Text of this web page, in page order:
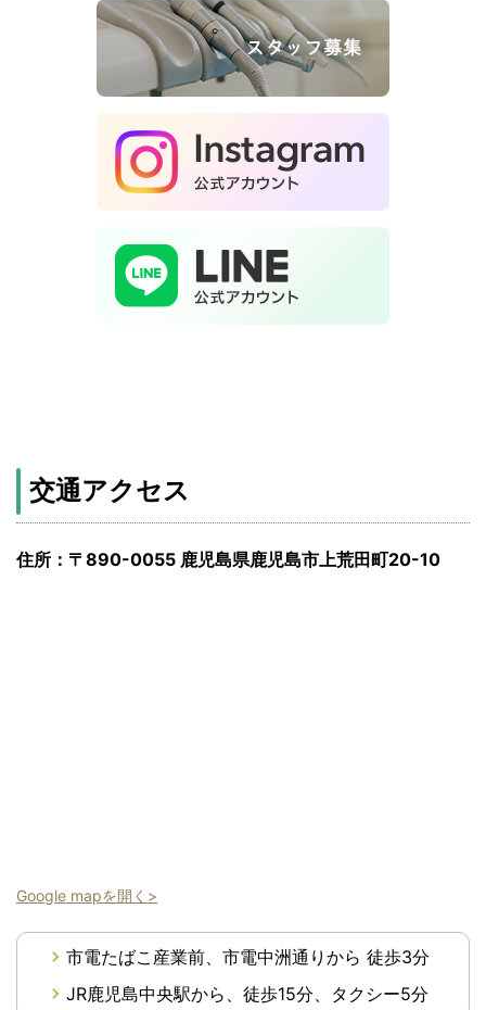
交通アクセス
住所：〒890-0055 鹿児島県鹿児島市上荒田町20-10
Google mapを開く>
市電たばこ産業前、市電中洲通りから 徒歩3分
JR鹿児島中央駅から、徒歩15分、タクシー5分